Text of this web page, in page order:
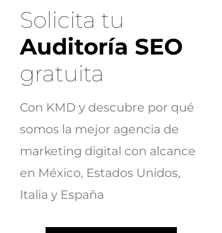
Solicita tu
Auditoría SEO
gratuita
Con KMD y descubre por qué
somos la mejor agencia de
marketing digital con alcance
en México, Estados Unidos,
Italia y España